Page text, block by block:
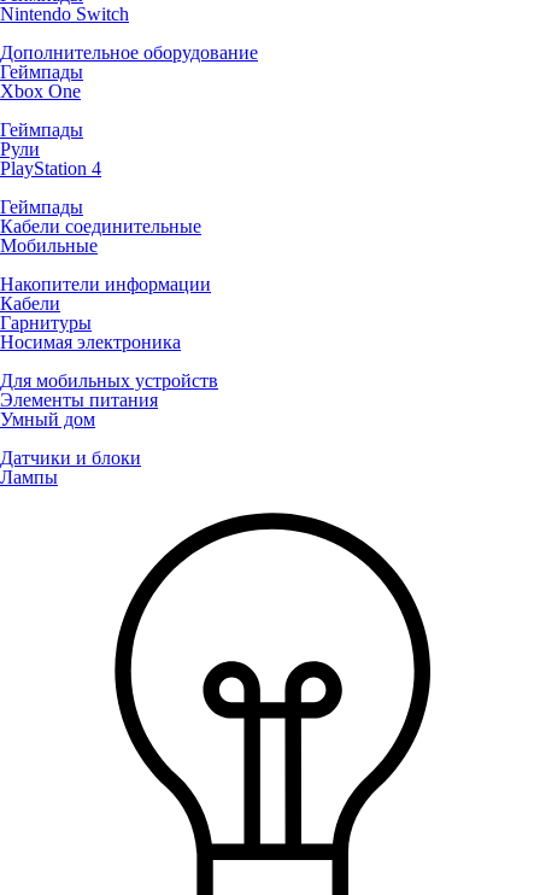
Nintendo Switch
Дополнительное оборудование
Геймпады
Xbox One
Геймпады
Рули
PlayStation 4
Геймпады
Кабели соединительные
Мобильные
Накопители информации
Кабели
Гарнитуры
Носимая электроника
Для мобильных устройств
Элементы питания
Умный дом
Датчики и блоки
Лампы